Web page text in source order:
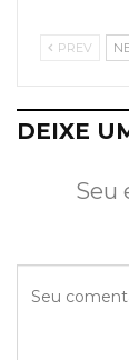
PREV
DEIXE
Seu